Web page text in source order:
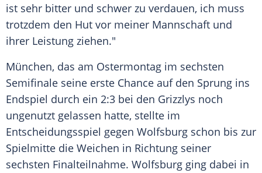
ist sehr bitter und schwer zu verdauen, ich muss
trotzdem den Hut vor meiner Mannschaft und
ihrer Leistung ziehen."
München, das am Ostermontag im sechsten
Semifinale seine erste Chance auf den Sprung ins
Endspiel durch ein 2:3 bei den Grizzlys noch
ungenutzt gelassen hatte, stellte im
Entscheidungsspiel gegen Wolfsburg schon bis zur
Spielmitte die Weichen in Richtung seiner
sechsten Finalteilnahme. Wolfsburg ging dabei in